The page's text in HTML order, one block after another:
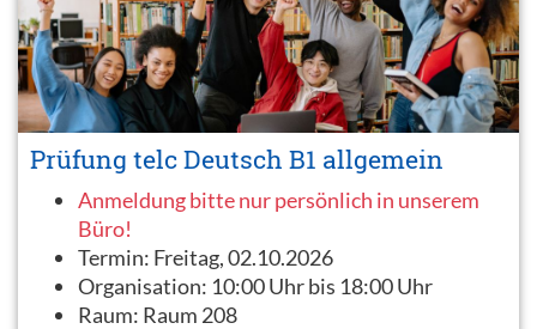
Prüfung telc Deutsch B1 allgemein
Anmeldung bitte nur persönlich in unserem
Büro!
Termin: Freitag, 02.10.2026
Organisation: 10:00 Uhr bis 18:00 Uhr
Raum: Raum 208